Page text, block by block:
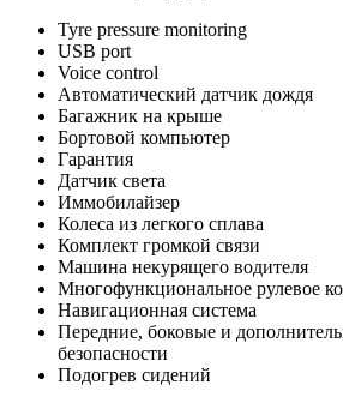
Tyre pressure monitoring
USB port
Voice control
Автоматический датчик дождя
Багажник на крыше
Бортовой компьютер
Гарантия
Датчик света
Иммобилайзер
Колеса из легкого сплава
Комплект громкой связи
Машина некурящего водителя
Многофункциональное рулевое
Навигационная система
Передние, боковые и
безопасности
Подогрев сидений